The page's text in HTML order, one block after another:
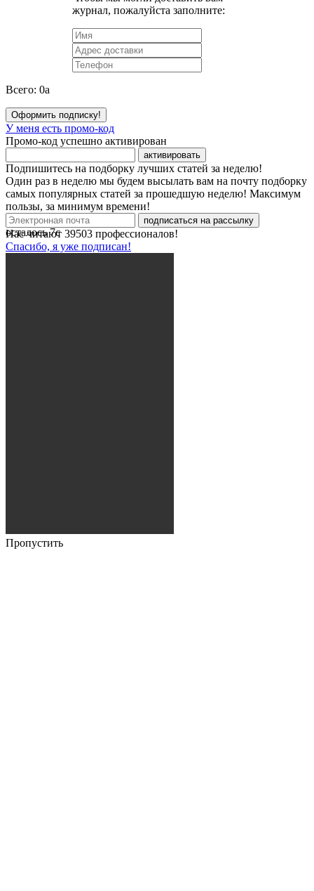
журнал, пожалуйста заполните:
Всего: 0a
Оформить подписку!
У меня есть промо-код
Промо-код успешно активирован
активировать
Подпишитесь на подборку лучших статей за неделю!
Один раз в неделю мы будем высылать вам на почту подборку
самых популярных статей за прошедшую неделю! Максимум
пользы, за минимум времени!
подписаться на рассылку
Нас читают 39503 профессионалов!
Спасибо, я уже подписан!
осталось7с
Пропустить